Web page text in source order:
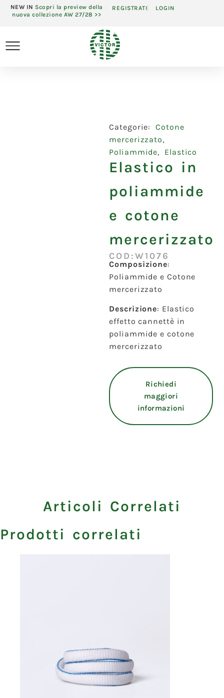
NEW IN Scopri la preview della
nuova collezione AW 27/28 >>
REGISTRATI LOGIN
Categorie:Cotone
mercerizzato,
Poliammide, Elastico
Elastico in
poliammide
e cotone
mercerizzato
COD:W1076
Composizione:
Poliammide e Cotone
mercerizzato
Descrizione: Elastico
effetto cannettè in
poliammide e cotone
mercerizzato
Richiedi
maggiori
informazioni
Articoli Correlati
Prodotti correlati